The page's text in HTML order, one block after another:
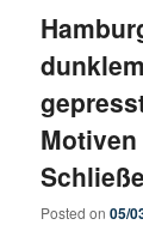
Posted on05/